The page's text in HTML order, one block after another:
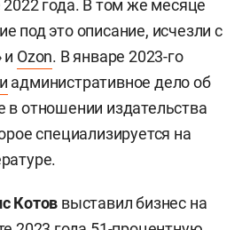
2022 года. В том же месяце
под это описание, исчезли с
и Ozon. В январе 2023-го
административное дело об
отношении издательства
специализируется на
Котов выставил бизнес на